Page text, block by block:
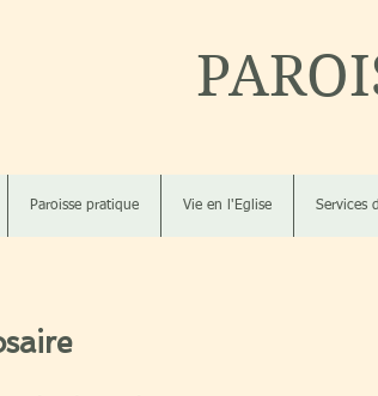
Paroisse pratique Vie en l'Eglise Services